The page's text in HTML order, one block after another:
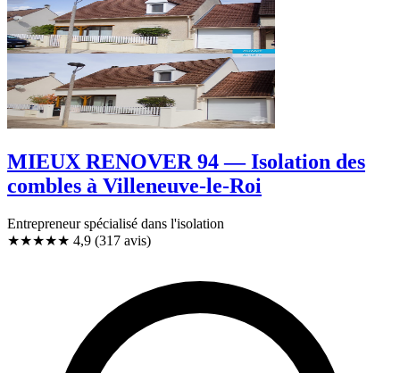
MIEUX RENOVER 94 — Isolation des
combles à Villeneuve-le-Roi
Entrepreneur spécialisé dans l'isolation
★★★★★ 4,9 (317 avis)